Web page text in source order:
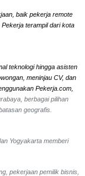
baik pekerja remote
terampil dari kota
teknologi hingga asisten
meninjau CV, dan
Pekerja.com,
berbagai pilihan
geografis.
Yogyakarta memberi
pekerjaan pemilik bisnis,